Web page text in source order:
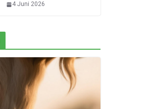
4 Juni 2026